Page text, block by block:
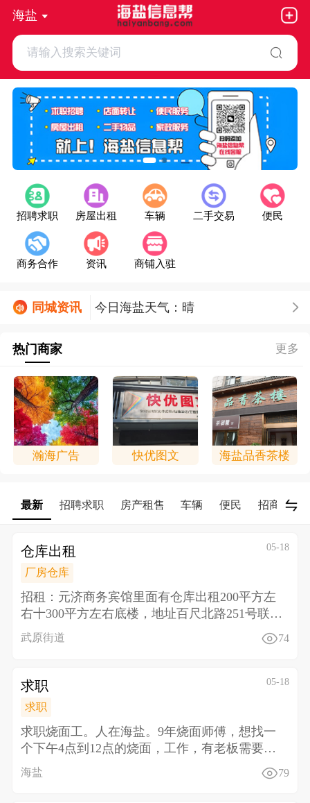
海盐
请输入搜索关键词
招聘求职 房屋出租 车辆 二手交易 便民
商务合作 资讯 商铺入驻
同城资讯
今日海盐天气：晴
热门商家 更多
瀚海广告 快优图文 海盐品香茶楼
最新 招聘求职 房产租售 车辆 便民 招商/合作
仓库出租 05-18
厂房仓库
招租：元济商务宾馆里面有仓库出租200平方左
右十300平方左右底楼，地址百尺北路251号 联系
电话
武原街道 74
求职 05-18
求职
求职烧面工。人在海盐。9年烧面师傅，想找一
个下午4点到12点的烧面，工作，有老板需要
的，请联系，18
海盐 79